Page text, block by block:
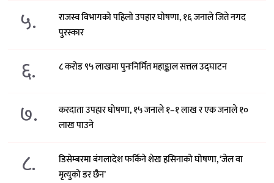
५.
राजस्व विभागको पहिलो उपहार घोषणा, १६ जनाले जिते नगद
पुरस्कार
६. ८ करोड ९५ लाखमा पुनःनिर्मित महाङ्काल सत्तल उद्घाटन
७.
करदाता उपहार घोषणा, १५ जनाले १–१ लाख र एक जनाले १०
लाख पाउने
८.
डिसेम्बरमा बंगलादेश फर्किने शेख हसिनाको घोषणा, ‘जेल वा
मृत्युको डर छैन’